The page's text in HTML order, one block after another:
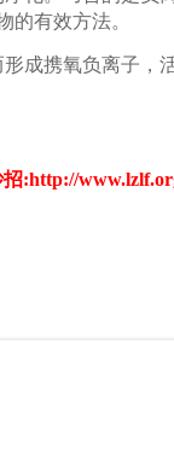
的有效方法。
携氧负离子，
:http://